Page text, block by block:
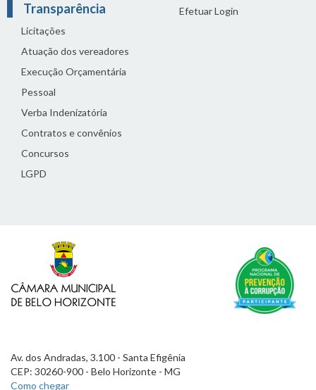
Transparência
Licitações
Atuação dos vereadores
Execução Orçamentária
Pessoal
Verba Indenizatória
Contratos e convênios
Concursos
LGPD
Efetuar Login
Av. dos Andradas, 3.100 - Santa Efigênia
CEP: 30260-900 - Belo Horizonte - MG
Como chegar